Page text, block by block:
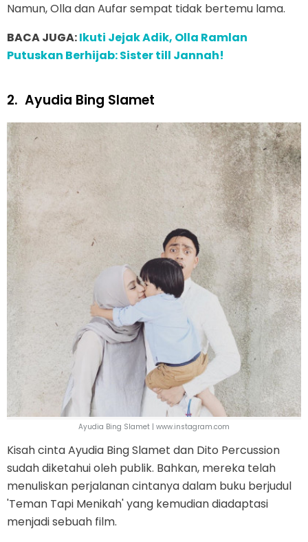
Namun, Olla dan Aufar sempat tidak bertemu lama.
BACA JUGA:Ikuti Jejak Adik, Olla Ramlan
Putuskan Berhijab: Sister till Jannah!
2. Ayudia Bing Slamet
Ayudia Bing Slamet | www.instagram.com
Kisah cinta Ayudia Bing Slamet dan Dito Percussion
sudah diketahui oleh publik. Bahkan, mereka telah
menuliskan perjalanan cintanya dalam buku berjudul
'Teman Tapi Menikah' yang kemudian diadaptasi
menjadi sebuah film.